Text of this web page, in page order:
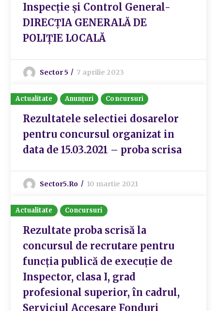
Inspecție și Control General-
DIRECȚIA GENERALĂ DE
POLIȚIE LOCALĂ
Sector 5 7 aprilie 2023
Actualitate Anunțuri Concursuri
Rezultatele selectiei dosarelor
pentru concursul organizat in
data de 15.03.2021 – proba scrisa
Sector5.ro 10 martie 2021
Actualitate Concursuri
Rezultate proba scrisă la
concursul de recrutare pentru
funcția publică de execuție de
Inspector, clasa I, grad
profesional superior, în cadrul,
Serviciul Accesare Fonduri